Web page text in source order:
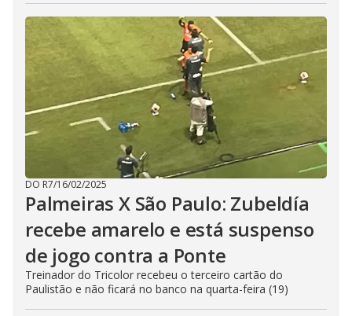
DO R7/16/02/2025
Palmeiras X São Paulo: Zubeldía
recebe amarelo e está suspenso
de jogo contra a Ponte
Treinador do Tricolor recebeu o terceiro cartão do
Paulistão e não ficará no banco na quarta-feira (19)